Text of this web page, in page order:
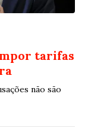
tarifas
não são